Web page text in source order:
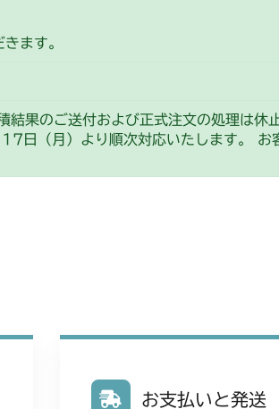
ます。
結果のご送付および正式注文の処理は休
日（月）より順次対応いたします。 お
お支払いと発送